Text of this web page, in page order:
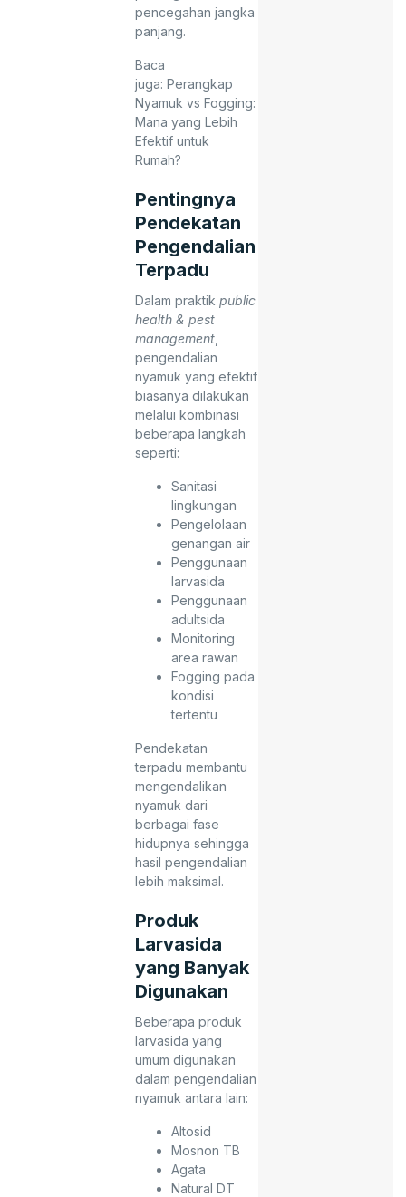
pencegahan jangka
panjang.
Baca
juga:Perangkap
Nyamuk vs Fogging:
Mana yang Lebih
Efektif untuk
Rumah?
Pentingnya
Pendekatan
Pengendalian
Terpadu
Dalam praktikpublic
health & pest
management
pengendalian
nyamuk yang efektif
biasanya dilakukan
melalui kombinasi
beberapa langkah
seperti:
Sanitasi
lingkungan
Pengelolaan
genangan air
Penggunaan
larvasida
Penggunaan
adultsida
Monitoring
area rawan
Fogging pada
kondisi
tertentu
Pendekatan
terpadu membantu
mengendalikan
nyamuk dari
berbagai fase
hidupnya sehingga
hasil pengendalian
lebih maksimal.
Produk
Larvasida
yang Banyak
Digunakan
Beberapa produk
larvasida yang
umum digunakan
dalam pengendalian
nyamuk antara lain:
Altosid
Mosnon TB
Agata
Natural DT